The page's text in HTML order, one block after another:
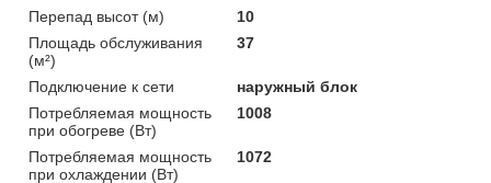
Перепад высот (м)
10
Площадь обслуживания
(м²)
37
Подключение к сети
наружный блок
Потребляемая мощность
при обогреве (Вт)
1008
Потребляемая мощность
при охлаждении (Вт)
1072